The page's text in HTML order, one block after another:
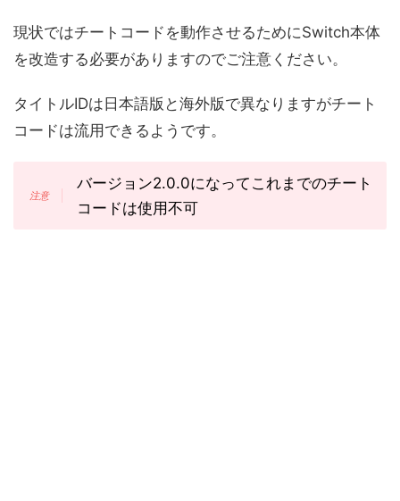
現状ではチートコードを動作させるためにSwitch本体
を改造する必要がありますのでご注意ください。
タイトルIDは日本語版と海外版で異なりますがチート
コードは流用できるようです。
バージョン2.0.0になってこれまでのチート
コードは使用不可